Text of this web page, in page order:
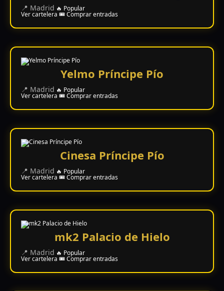
ESTRENOS
CALENDARIO
Estrenos
2026
Estrenos
destacados
2025
GÉNEROS
📍 Madrid 🔥 Popular
Ver cartelera 🎟️ Comprar entradas
Yelmo Príncipe Pío
📍 Madrid 🔥 Popular
Ver cartelera 🎟️ Comprar entradas
Cinesa Príncipe Pío
📍 Madrid 🔥 Popular
Ver cartelera 🎟️ Comprar entradas
mk2 Palacio de Hielo
📍 Madrid 🔥 Popular
Ver cartelera 🎟️ Comprar entradas